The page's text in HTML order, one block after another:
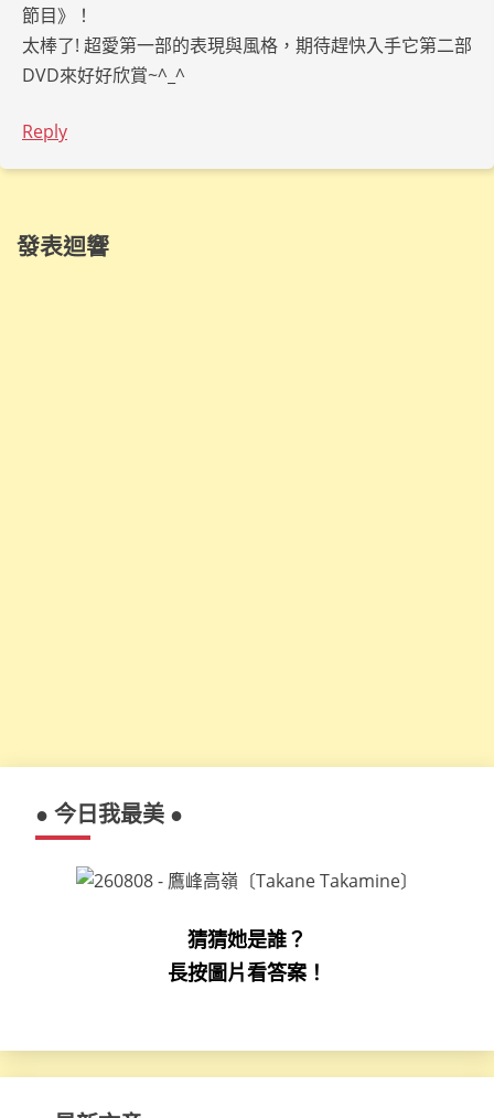
節目》！
太棒了! 超愛第一部的表現與風格，期待趕快入手它第二部
DVD來好好欣賞~^_^
Reply
發表迴響
● 今日我最美 ●
猜猜她是誰？
長按圖片看答案！